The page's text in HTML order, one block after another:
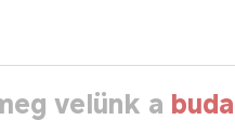
velünk a